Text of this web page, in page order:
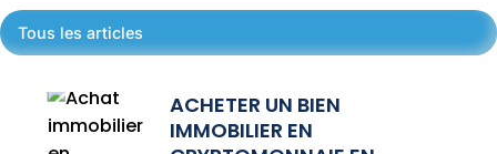
Tous les articles
ACHETER UN BIEN
IMMOBILIER EN